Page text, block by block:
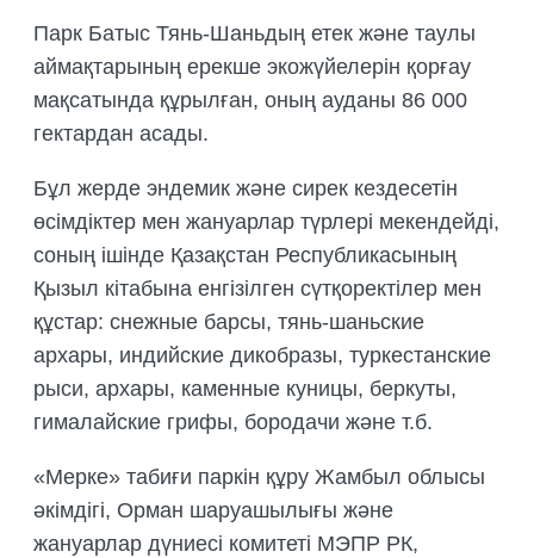
БИОЛОГИЯЛЫҚ НЕГІЗДЕМЕЛЕРДІ
ДАЙЫНДАУ
ТРЕНИНГТЕР МЕН СЕМИНАРЛАР,
ДАЛАЛЫҚ ЭКСКУРСИЯЛАР
ҰЙЫМДАСТЫРУ
ДАЛАЛЫҚ ТӘЖІРИБЕЛЕРДІ,
ТАҒЫЛЫМДАМАЛАРДЫ
ҰЙЫМДАСТЫРУ
Парк Батыс Тянь-Шаньдың етек және таулы
аймақтарының ерекше экожүйелерін қорғау
мақсатында құрылған, оның ауданы 86 000
гектардан асады.
Бұл жерде эндемик және сирек кездесетін
өсімдіктер мен жануарлар түрлері мекендейді,
соның ішінде Қазақстан Республикасының
Қызыл кітабына енгізілген сүтқоректілер мен
құстар: снежные барсы, тянь-шаньские
архары, индийские дикобразы, туркестанские
рыси, архары, каменные куницы, беркуты,
гималайские грифы, бородачи және т.б.
«Мерке» табиғи паркін құру Жамбыл облысы
әкімдігі, Орман шаруашылығы және
жануарлар дүниесі комитеті МЭПР РК,